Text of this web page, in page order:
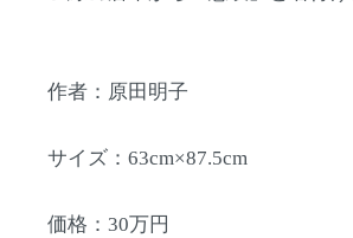
作者：原田明子
サイズ：63cm×87.5cm
価格：30万円